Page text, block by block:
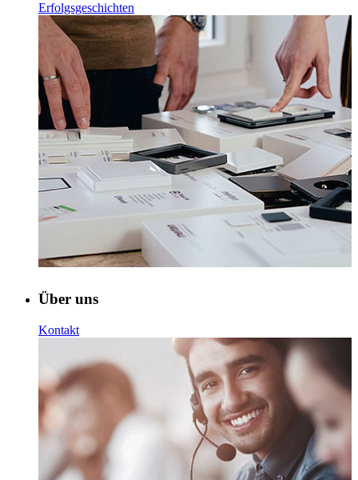
Erfolgsgeschichten
Über uns
Kontakt